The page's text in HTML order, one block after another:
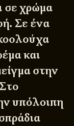
σε χρώμα
Σε ένα
και
στην
υπόλοιπη